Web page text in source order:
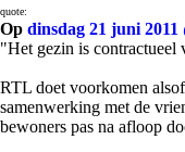
quote:
Op dinsdag 21 juni 2011
"Het gezin is contractueel
RTL doet voorkomen
samenwerking met de
bewoners pas na afloop